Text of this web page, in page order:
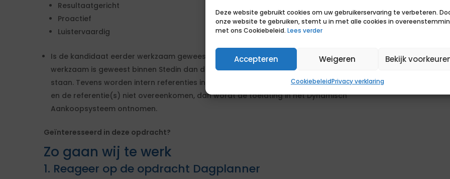
Deze website gebruikt cookies om uw gebruikerservaring te verbeteren.
onze website te gebruiken, stemt u in met alle cookies in
met ons Cookiebeleid. Lees verder
Accepteren Weigeren Bekijk
CookiebeleidPrivacy verklaring
Resultaatgericht
Proactief
Luistervaardig
Is de kandidaat eerder werkzaam geweest binnen Stedin? Indien kandidaat eerder
werkzaam is geweest binnen Stedin dan dient de reden van vertrek in het CV te
staan. Tevens worden intern referenties ingewonnen. Mocht de reden van vertrek
en de referentie(s) niet overeenkomen, dan wordt de toelating in het Dynamisch
Aankoopsysteem ontnomen.
Geïnteresseerd in deze opdracht?
Zo gaan wij te werk
1. Reageer op de opdracht Dagplanner